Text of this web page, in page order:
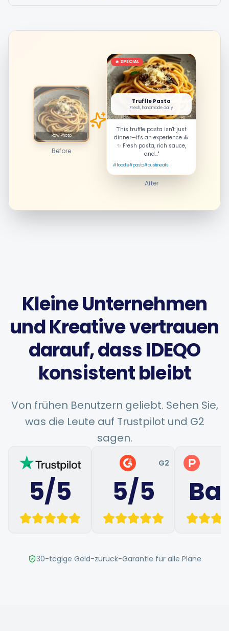
Kontakt
Blog
Über uns
Intelligente Planung
KI-Brainstorming
Untertitelgenerator
Biogenerator
Inhaltskalender
Raw Photo
Before
🔥 SPECIAL
Truffle Pasta
Fresh, handmade daily
"This truffle pasta isn't just
dinner—it's an experience 🍝
✨ Fresh pasta, rich sauce,
and..."
#foodie#pasta#austineats
After
Kleine Unternehmen
und Kreative vertrauen
darauf, dass IDEQO
konsistent bleibt
Von frühen Benutzern geliebt. Sehen Sie,
was die Leute auf Trustpilot und G2
sagen.
5/5
G2
5/5
30-tägige Geld-zurück-Garantie für alle Pläne